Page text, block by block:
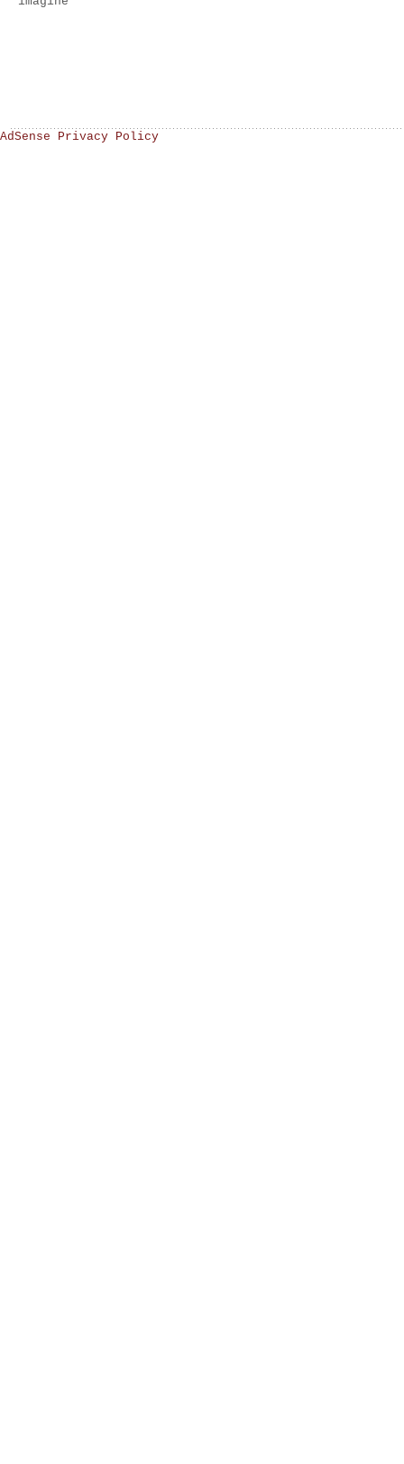
AdSense Privacy Policy